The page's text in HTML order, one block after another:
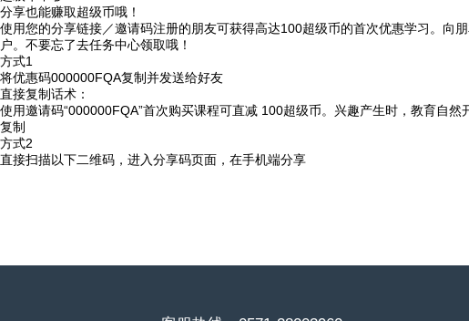
分享也能赚取超级币哦！
使用您的分享链接／邀请码注册的朋友可获得高达100超级币的首次优惠学习。向
户。不要忘了去任务中心领取哦！
方式1
将优惠码000000FQA复制并发送给好友
直接复制话术：
使用邀请码“000000FQA”首次购买课程可直减 100超级币。兴趣产生时，教育自然
复制
方式2
直接扫描以下二维码，进入分享码页面，在手机端分享